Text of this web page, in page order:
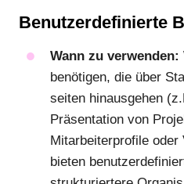
Benutzerdefinierte
Wann zu verwenden:
benötigen, die über
seiten hinausgehen
Präsentation von
Mitarbeiterprofile oder
bieten